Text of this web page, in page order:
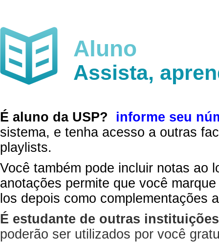
Aluno
Assista,
É aluno da USP?
informe seu
sistema, e tenha acesso a outras
playlists.
Você também pode incluir notas ao
anotações permite que você
los depois como complementações
É estudante de outras
poderão ser utilizados por você